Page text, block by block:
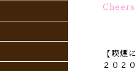
【喫煙
２０２